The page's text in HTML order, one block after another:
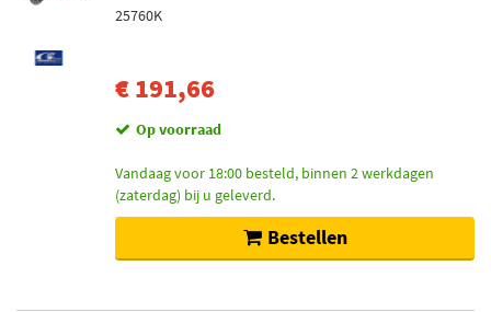
25760K
€ 191,66
Op voorraad
Vandaag voor 18:00 besteld, binnen 2 werkdagen
(zaterdag) bij u geleverd.
Bestellen